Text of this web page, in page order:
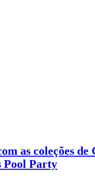
as coleções de
Pool Party